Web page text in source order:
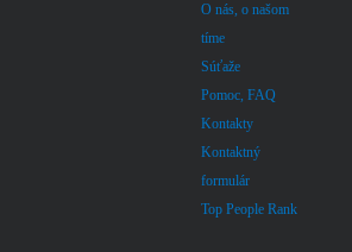
O nás, o našom
tíme
Súťaže
Pomoc, FAQ
Kontakty
Kontaktný
formulár
Top People Rank